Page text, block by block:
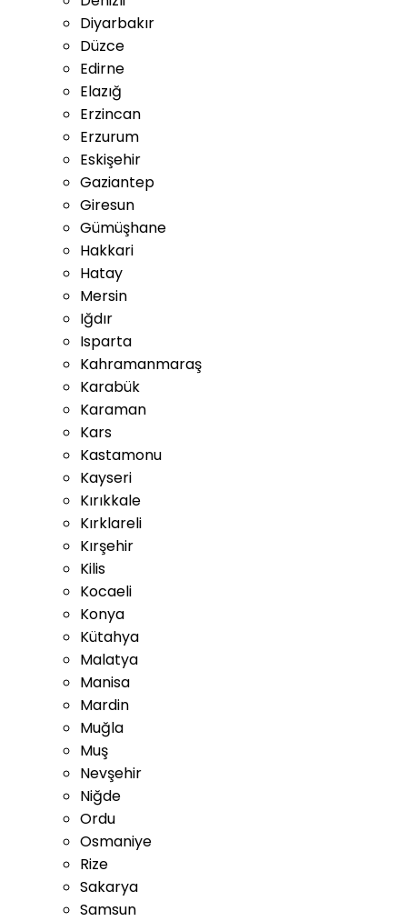
Diyarbakır
Düzce
Edirne
Elazığ
Erzincan
Erzurum
Eskişehir
Gaziantep
Giresun
Gümüşhane
Hakkari
Hatay
Mersin
Iğdır
Isparta
Kahramanmaraş
Karabük
Karaman
Kars
Kastamonu
Kayseri
Kırıkkale
Kırklareli
Kırşehir
Kilis
Kocaeli
Konya
Kütahya
Malatya
Manisa
Mardin
Muğla
Muş
Nevşehir
Niğde
Ordu
Osmaniye
Rize
Sakarya
Samsun